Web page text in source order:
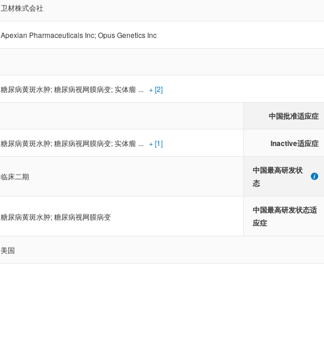
卫材株式会社
Apexian Pharmaceuticals Inc;Opus Genetics Inc
糖尿病黄斑水肿;糖尿病视网膜病变;实体瘤 ... + [2]
中国批准适应症
糖尿病黄斑水肿;糖尿病视网膜病变;实体瘤 ... + [1] Inactive适应症
临床二期
中国最高研发状
态
糖尿病黄斑水肿;糖尿病视网膜病变
中国最高研发状态适
应症
美国